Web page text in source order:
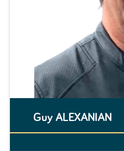
Guy ALEXANIAN